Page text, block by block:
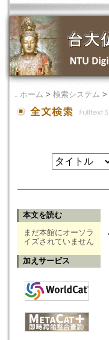
． ホーム > 検索システム >
本文を読む
まだ本館にオーソラ
イズされていません
加えサービス